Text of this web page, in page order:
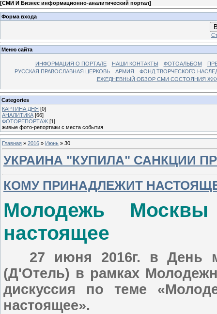
[СМИ И Бизнес информационно-аналитический портал]
Форма входа
Меню сайта
ИНФОРМАЦИЯ О ПОРТАЛЕ НАШИ КОНТАКТЫ ФОТОАЛЬБОМ
РУССКАЯ ПРАВОСЛАВНАЯ ЦЕРКОВЬ
АРМИЯ
ФОНД ТВОРЧЕСКОГО
ЕЖЕДНЕВНЫЙ ОБЗОР СМИ СОСТОЯНИЯ
Categories
КАРТИНА ДНЯ [0]
АНАЛИТИКА [66]
ФОТОРЕПОРТАЖ [1]
живые фото-репортажи с места события
Главная » 2016 » Июнь » 30
УКРАИНА "КУПИЛА" САНКЦИИ
КОМУ ПРИНАДЛЕЖИТ
Молодежь
настоящее
27 июня 2016г. в День
(Д'Отель) в рамках
дискуссия по теме
настоящее».